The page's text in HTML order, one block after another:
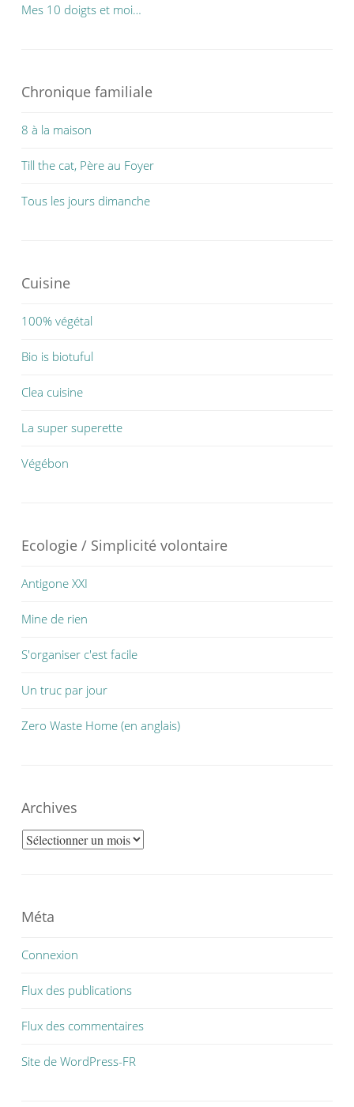
Mes 10 doigts et moi…
Chronique familiale
8 à la maison
Till the cat, Père au Foyer
Tous les jours dimanche
Cuisine
100% végétal
Bio is biotuful
Clea cuisine
La super superette
Végébon
Ecologie / Simplicité volontaire
Antigone XXI
Mine de rien
S'organiser c'est facile
Un truc par jour
Zero Waste Home (en anglais)
Archives
Archives
Méta
Connexion
Flux des publications
Flux des commentaires
Site de WordPress-FR